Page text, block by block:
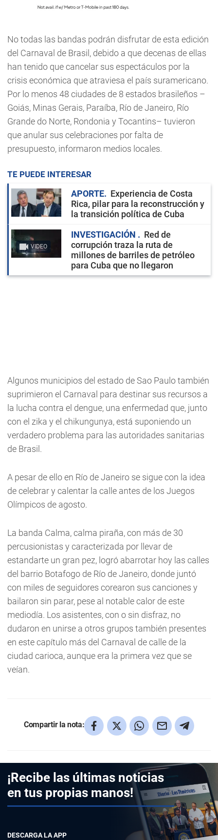
No todas las bandas podrán disfrutar de esta edición
del Carnaval de Brasil, debido a que decenas de ellas
han tenido que cancelar sus espectáculos por la
crisis económica que atraviesa el país suramericano.
Por lo menos 48 ciudades de 8 estados brasileños –
Goiás, Minas Gerais, Paraíba, Río de Janeiro, Río
Grande do Norte, Rondonia y Tocantins– tuvieron
que anular sus celebraciones por falta de
presupuesto, informaron medios locales.
TE PUEDE INTERESAR
APORTE
Experiencia de Costa
Rica, pilar para la reconstrucción y
la transición política de Cuba
VIDEO
INVESTIGACIÓN
Red de
corrupción traza la ruta de
millones de barriles de petróleo
para Cuba que no llegaron
Algunos municipios del estado de Sao Paulo también
suprimieron el Carnaval para destinar sus recursos a
la lucha contra el dengue, una enfermedad que, junto
con el zika y el chikungunya, está suponiendo un
verdadero problema para las autoridades sanitarias
de Brasil.
A pesar de ello en Río de Janeiro se sigue con la idea
de celebrar y calentar la calle antes de los Juegos
Olímpicos de agosto.
La banda Calma, calma piraña, con más de 30
percusionistas y caracterizada por llevar de
estandarte un gran pez, logró abarrotar hoy las calles
del barrio Botafogo de Río de Janeiro, donde juntó
con miles de seguidores corearon sus canciones y
bailaron sin parar, pese al notable calor de este
mediodía. Los asistentes, con o sin disfraz, no
dudaron en unirse a otros grupos también presentes
en este capítulo más del Carnaval de calle de la
ciudad carioca, aunque era la primera vez que se
veían.
Compartir la nota:
¡Recibe las últimas noticias
en tus propias manos!
DESCARGA LA APP